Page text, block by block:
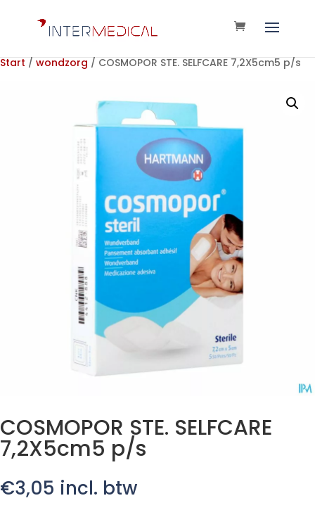
Start / wondzorg / COSMOPOR STE. SELFCARE 7,2X5cm5 p/s
COSMOPOR STE. SELFCARE
7,2X5cm5 p/s
€3,05 incl. btw